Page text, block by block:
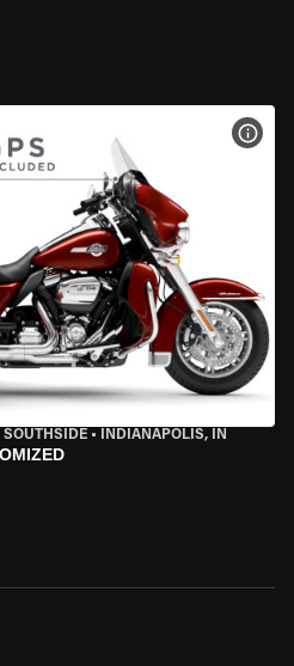
SOUTHSIDE • INDIANAPOLIS, IN